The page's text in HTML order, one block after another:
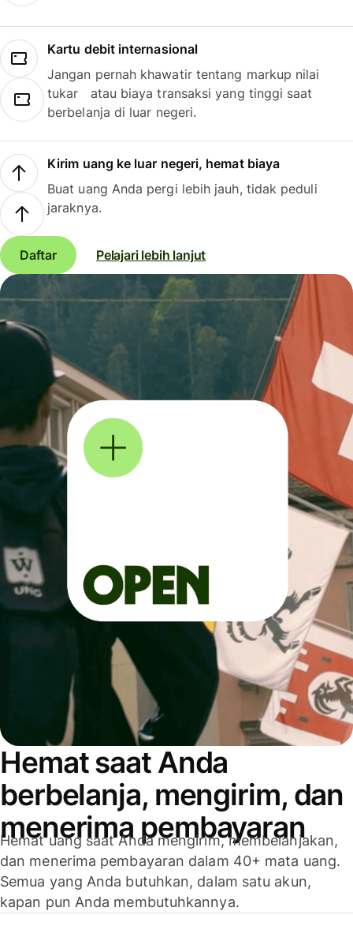
Kartu debit internasional
Jangan pernah khawatir tentang markup nilai
tukar atau biaya transaksi yang tinggi saat
berbelanja di luar negeri.
Kirim uang ke luar negeri, hemat biaya
Buat uang Anda pergi lebih jauh, tidak peduli
jaraknya.
Daftar Pelajari lebih lanjut
Hemat saat Anda
berbelanja, mengirim, dan
menerima pembayaran
Hemat uang saat Anda mengirim, membelanjakan,
dan menerima pembayaran dalam 40+ mata uang.
Semua yang Anda butuhkan, dalam satu akun,
kapan pun Anda membutuhkannya.